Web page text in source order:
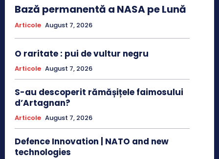
Bază permanentă a NASA pe Lună
Articole August 7, 2026
O raritate : pui de vultur negru
Articole August 7, 2026
S-au descoperit rămășițele faimosului
d’Artagnan?
Articole August 7, 2026
Defence Innovation | NATO and new
technologies